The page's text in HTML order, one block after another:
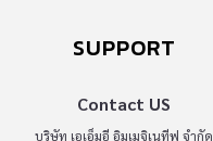
SUPPORT
Contact US
บริษัท เอเอ็มอี อิมเมจิเนทีฟ จำกัด